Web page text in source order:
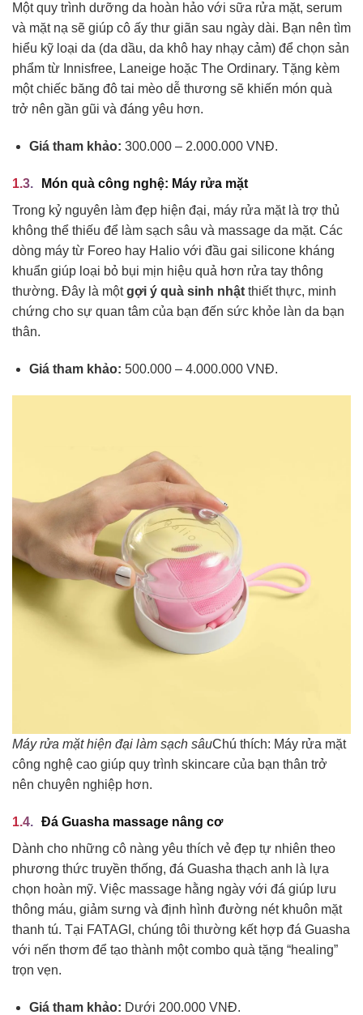
Một quy trình dưỡng da hoàn hảo với sữa rửa mặt, serum
và mặt nạ sẽ giúp cô ấy thư giãn sau ngày dài. Bạn nên tìm
hiểu kỹ loại da (da dầu, da khô hay nhạy cảm) để chọn sản
phẩm từ Innisfree, Laneige hoặc The Ordinary. Tặng kèm
một chiếc băng đô tai mèo dễ thương sẽ khiến món quà
trở nên gần gũi và đáng yêu hơn.
Giá tham khảo: 300.000 – 2.000.000 VNĐ.
Món quà công nghệ: Máy rửa mặt
Trong kỷ nguyên làm đẹp hiện đại, máy rửa mặt là trợ thủ
không thể thiếu để làm sạch sâu và massage da mặt. Các
dòng máy từ Foreo hay Halio với đầu gai silicone kháng
khuẩn giúp loại bỏ bụi mịn hiệu quả hơn rửa tay thông
thường. Đây là mộtgợi ý quà sinh nhật thiết thực, minh
chứng cho sự quan tâm của bạn đến sức khỏe làn da bạn
thân.
Giá tham khảo: 500.000 – 4.000.000 VNĐ.
Máy rửa mặt hiện đại làm sạch sâuChú thích: Máy rửa mặt
công nghệ cao giúp quy trình skincare của bạn thân trở
nên chuyên nghiệp hơn.
Đá Guasha massage nâng cơ
Dành cho những cô nàng yêu thích vẻ đẹp tự nhiên theo
phương thức truyền thống, đá Guasha thạch anh là lựa
chọn hoàn mỹ. Việc massage hằng ngày với đá giúp lưu
thông máu, giảm sưng và định hình đường nét khuôn mặt
thanh tú. Tại FATAGI, chúng tôi thường kết hợp đá Guasha
với nến thơm để tạo thành một combo quà tặng “healing”
trọn vẹn.
Giá tham khảo: Dưới 200.000 VNĐ.